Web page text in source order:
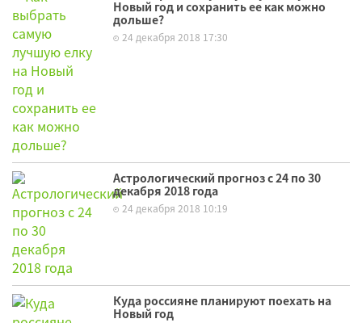
Новый год и сохранить ее как можно
дольше?
24 декабря 2018 17:30
Астрологический прогноз с 24 по 30
декабря 2018 года
24 декабря 2018 10:19
Куда россияне планируют поехать на
Новый год